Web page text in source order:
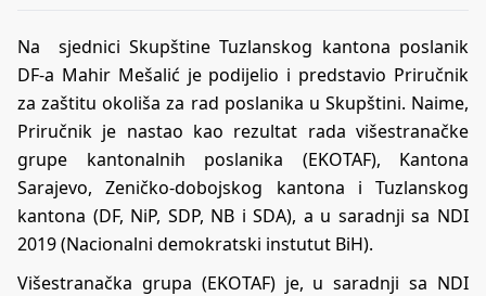
Na sjednici Skupštine Tuzlanskog kantona poslanik
DF-a Mahir Mešalić je podijelio i predstavio Priručnik
za zaštitu okoliša za rad poslanika u Skupštini. Naime,
Priručnik je nastao kao rezultat rada višestranačke
grupe kantonalnih poslanika (EKOTAF), Kantona
Sarajevo, Zeničko-dobojskog kantona i Tuzlanskog
kantona (DF, NiP, SDP, NB i SDA), a u saradnji sa NDI
2019 (Nacionalni demokratski instutut BiH).
Višestranačka grupa (EKOTAF) je, u saradnji sa NDI